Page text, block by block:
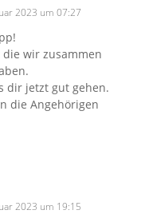
2023 um 07:27
wir zusammen
dir jetzt gut gehen.
die Angehörigen
2023 um 19:15